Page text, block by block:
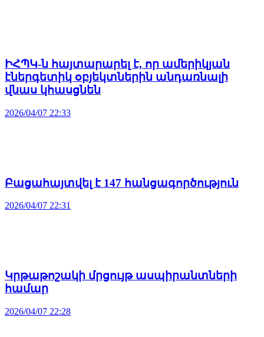
ԻՀՊԿ-ն հայտարարել է, որ ամերիկյան
էներգետիկ օբյեկտներին անդառնալի
վնաս կհասցնեն
2026/04/07 22:33
Բացահայտվել է 147 հանցագործություն
2026/04/07 22:31
Կրթաթոշակի մրցույթ ասպիրանտների
համար
2026/04/07 22:28